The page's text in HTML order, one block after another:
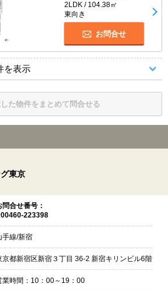
2LDK / 104.38㎡
東向き
お問合せ
を表示
た物件をまとめて問合せる
東京
問合せ番号：
223398
手線/新宿
京都新宿区新宿３丁目 36-2 新宿キリンビル6階
業時間：10：00～19：00